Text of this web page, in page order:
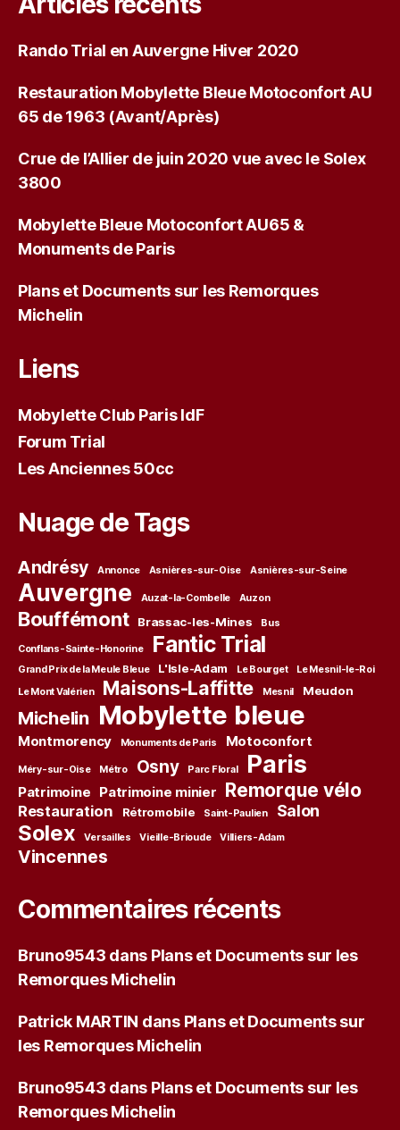
Rando Trial en Auvergne Hiver 2020
Restauration Mobylette Bleue Motoconfort AU
65 de 1963 (Avant/Après)
Crue de l’Allier de juin 2020 vue avec le Solex
3800
Mobylette Bleue Motoconfort AU65 &
Monuments de Paris
Plans et Documents sur les Remorques
Michelin
Liens
Mobylette Club Paris IdF
Forum Trial
Les Anciennes 50cc
Nuage de Tags
Andrésy Annonce Asnières-sur-Oise Asnières-sur-Seine
Auvergne Auzat-la-Combelle Auzon
Bouffémont Brassac-les-Mines Bus
Conflans-Sainte-Honorine Fantic Trial
Grand Prix de la Meule Bleue L'Isle-Adam Le Bourget
Le Mesnil-le-Roi
Le Mont Valérien
Maisons-Laffitte Mesnil Meudon
Michelin Mobylette bleue
Montmorency Monuments de Paris Motoconfort
Méry-sur-Oise Métro Osny Parc Floral Paris
Patrimoine Patrimoine minier Remorque vélo
Restauration Rétromobile Saint-Paulien Salon
Solex Versailles Vieille-Brioude Villiers-Adam
Vincennes
Commentaires récents
Bruno9543 dans Plans et Documents sur les
Remorques Michelin
Patrick MARTIN dans Plans et Documents sur
les Remorques Michelin
Bruno9543 dans Plans et Documents sur les
Remorques Michelin